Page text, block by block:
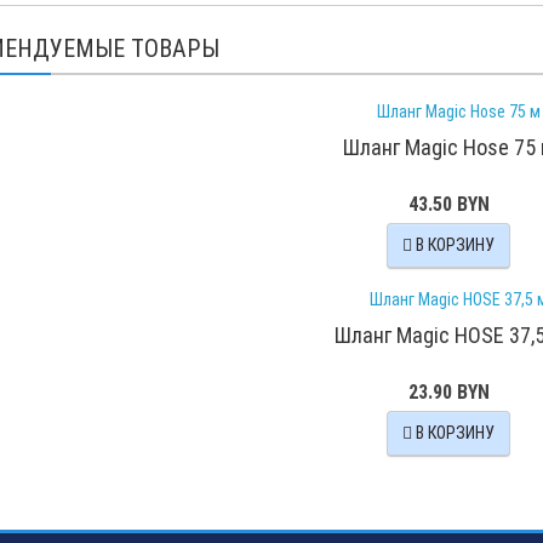
ТОВАРЫ
Шланг Magic Hose 75
43.50 BYN
В КОРЗИНУ
Шланг Magic HOSE
23.90 BYN
В КОРЗИНУ